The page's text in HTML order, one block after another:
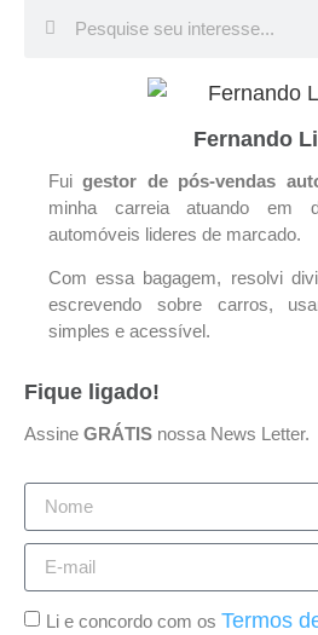
Fernando
Fuigestor de pós-vendas
minha carreia atuando em
automóveis lideres de marcado.
Com essa bagagem, resolvi
escrevendo sobre carros,
simples e acessível.
Fique ligado!
Assine GRÁTIS nossa News Letter.
Li e concordo com os Termos